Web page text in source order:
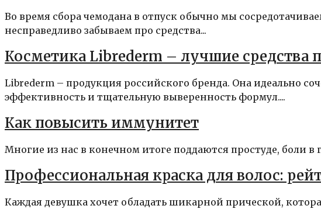
Во время сбора чемодана в отпуск обычно мы
несправедливо забываем про средства...
Косметика Librederm – лучшие средства
Librederm – продукция российского бренда. Она идеально
эффективность и тщательную выверенность формул....
Как повысить иммунитет
Многие из нас в конечном итоге поддаются простуде, боли
Профессиональная краска для волос:
Каждая девушка хочет обладать шикарной прической,